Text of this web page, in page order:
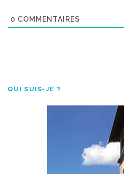
0 COMMENTAIRES
QUI SUIS-JE ?